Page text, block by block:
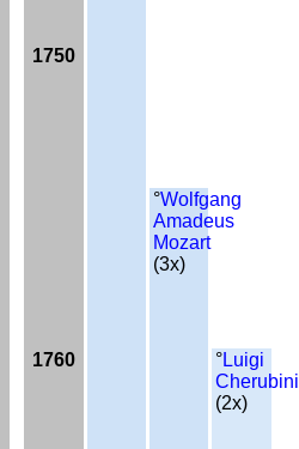
1750
°Wolfgang
Amadeus
Mozart
(3x)
1760 °Luigi
Cherubini
(2x)